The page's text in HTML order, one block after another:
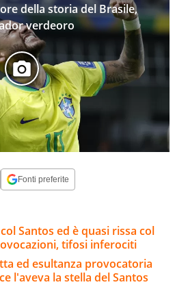
della storia del Brasile,
verdeoro
Fonti preferite
Santos ed è quasi rissa col
tifosi inferociti
ed esultanza provocatoria
l'aveva la stella del Santos